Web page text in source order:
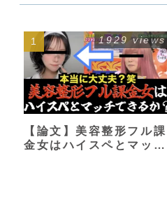
【論文】美容整形フル課
金女はハイスペとマッチ
1929 views